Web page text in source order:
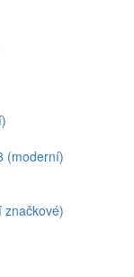
(moderní)
značkové)